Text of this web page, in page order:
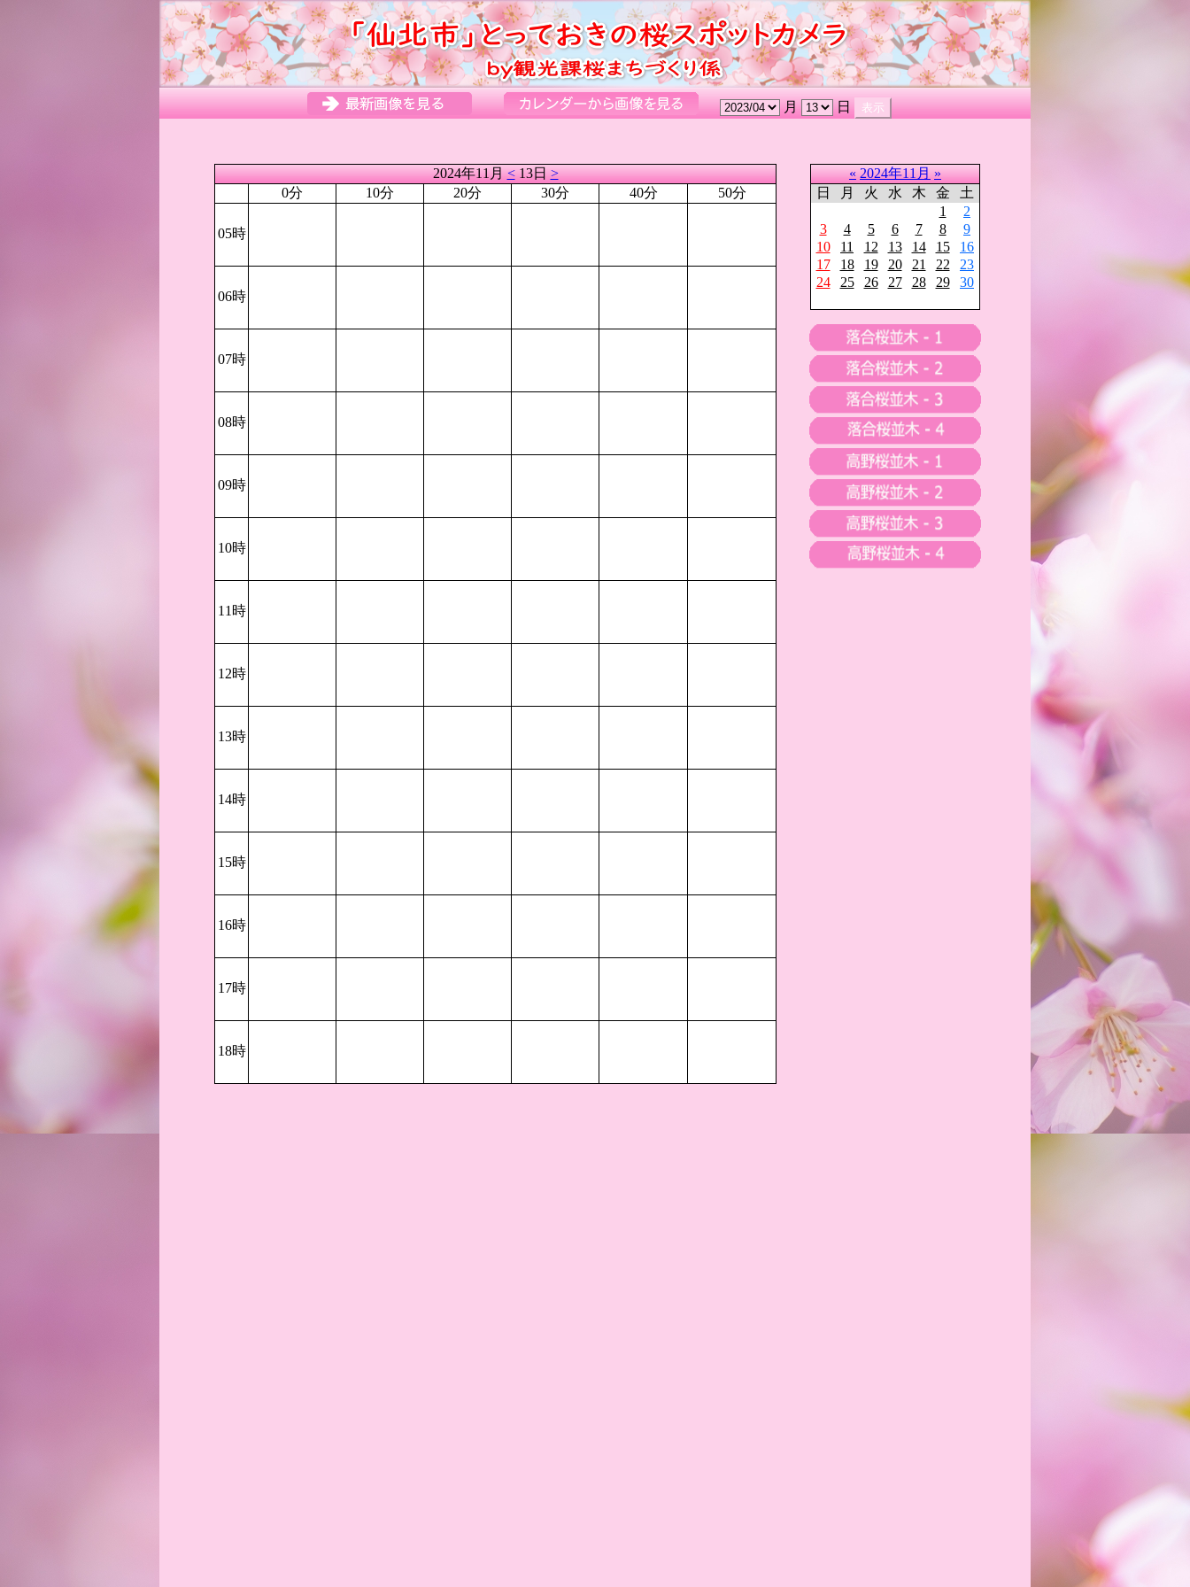
月 日
2024年11月<13日>
0分
10分 20分 30分 40分 50分
05時
06時
07時
08時
09時
10時
11時
12時
13時
14時
15時
16時
17時
18時
« 2024年11月 »
日
月 火 水 木 金
土
1
2
3
4 5 6 7 8
9
10
11 12 13 14 15
16
17
18 19 20 21 22
23
24
25 26 27 28 29 30